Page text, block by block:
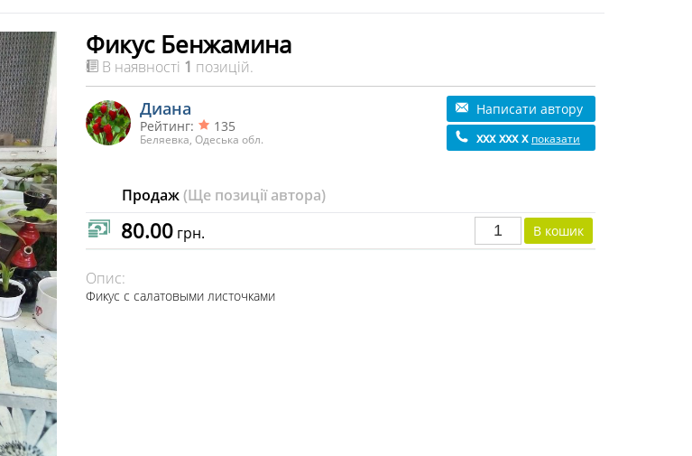
Фикус Бенжамина
В наявності 1 позицій.
Диана
Рейтинг: 135
Беляевка, Одеська обл.
Написати автору
xxx xxx x показати
Продаж(Ще позиції автора)
80.00 грн.
Опис:
Фикус с салатовыми листочками